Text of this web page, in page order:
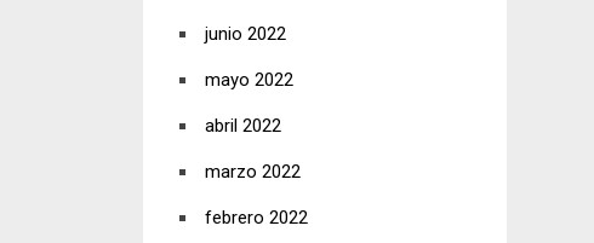
junio 2022
mayo 2022
abril 2022
marzo 2022
febrero 2022